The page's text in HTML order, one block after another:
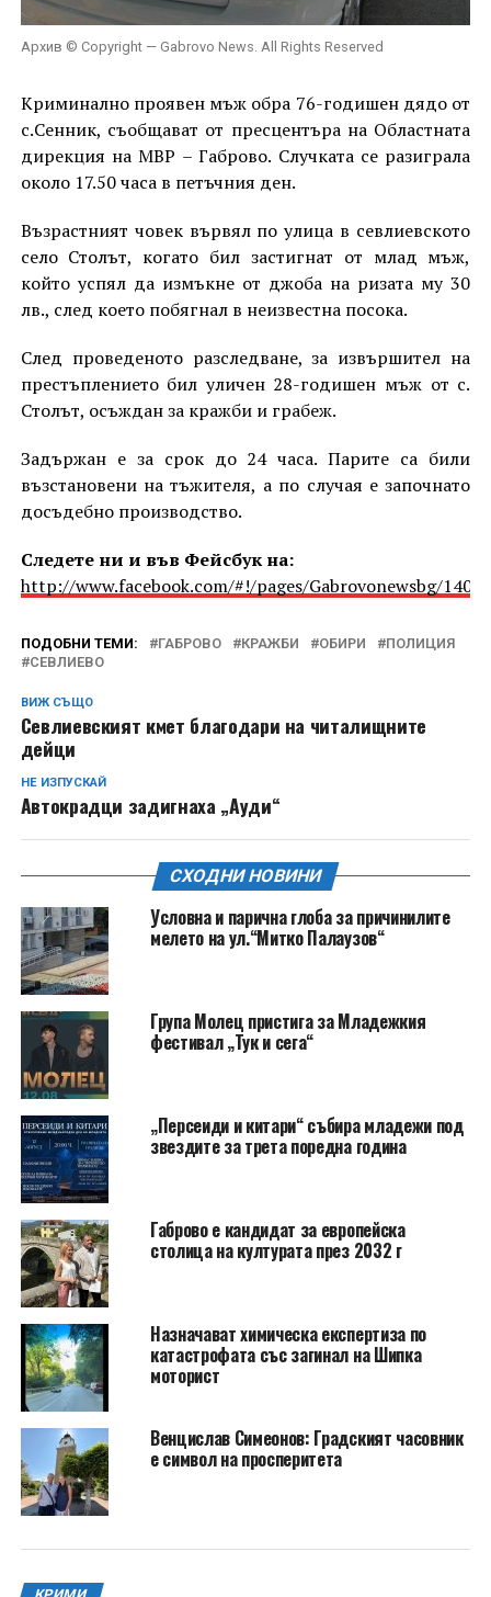
Архив © Copyright — Gabrovo News. All Rights Reserved
Криминално проявен мъж обра 76-годишен дядо от
с.Сенник, съобщават от пресцентъра на Областната
дирекция на МВР – Габрово. Случката се разиграла
около 17.50 часа в петъчния ден.
Възрастният човек вървял по улица в севлиевското
село Столът, когато бил застигнат от млад мъж,
който успял да измъкне от джоба на ризата му 30
лв., след което побягнал в неизвестна посока.
След проведеното разследване, за извършител на
престъплението бил уличен 28-годишен мъж от с.
Столът, осъждан за кражби и грабеж.
Задържан е за срок до 24 часа. Парите са били
възстановени на тъжителя, а по случая е започнато
досъдебно производство.
Следете ни и във Фейсбук на:
http://www.facebook.com/#!/pages/Gabrovonewsbg/
ПОДОБНИ ТЕМИ: ГАБРОВО КРАЖБИ ОБИРИ
ПОЛИЦИЯ
СЕВЛИЕВО
ВИЖ СЪЩО
Севлиевският кмет благодари на читалищните
дейци
НЕ ИЗПУСКАЙ
Автокрадци задигнаха „Ауди“
СХОДНИ НОВИНИ
Условна и парична глоба за причинилите
мелето на ул.“Митко Палаузов“
Група Молец пристига за Младежкия
фестивал „Тук и сега“
„Персеиди и китари“ събира младежи под
звездите за трета поредна година
Габрово е кандидат за европейска
столица на културата през 2032 г
Назначават химическа експертиза по
катастрофата със загинал на Шипка
моторист
Венцислав Симеонов: Градският часовник
е символ на просперитета